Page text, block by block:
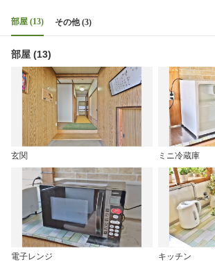
部屋 (13) その他 (3)
部屋 (13)
玄関 ミニ冷蔵庫
電子レンジ キッチン